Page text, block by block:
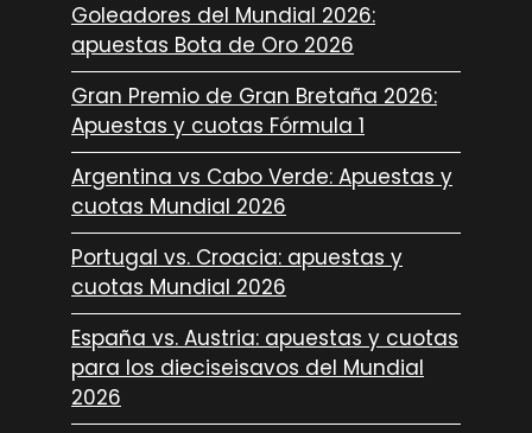
Goleadores del Mundial 2026:
apuestas Bota de Oro 2026
Gran Premio de Gran Bretaña 2026:
Apuestas y cuotas Fórmula 1
Argentina vs Cabo Verde: Apuestas y
cuotas Mundial 2026
Portugal vs. Croacia: apuestas y
cuotas Mundial 2026
España vs. Austria: apuestas y cuotas
para los dieciseisavos del Mundial
2026